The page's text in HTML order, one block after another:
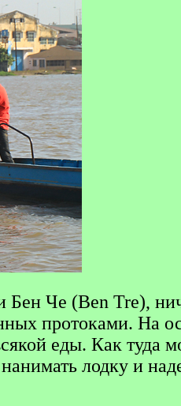
Че (Ben Tre),
протоками. На
еды. Как туда
лодку и